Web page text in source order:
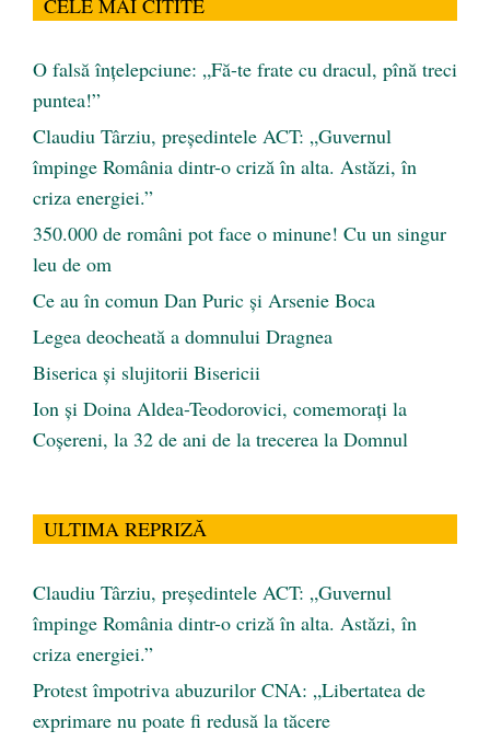
CELE MAI CITITE
O falsă înțelepciune: „Fă-te frate cu dracul, pînă treci
puntea!”
Claudiu Târziu, președintele ACT: „Guvernul
împinge România dintr-o criză în alta. Astăzi, în
criza energiei.”
350.000 de români pot face o minune! Cu un singur
leu de om
Ce au în comun Dan Puric şi Arsenie Boca
Legea deocheată a domnului Dragnea
Biserica și slujitorii Bisericii
Ion și Doina Aldea-Teodorovici, comemorați la
Coșereni, la 32 de ani de la trecerea la Domnul
ULTIMA REPRIZĂ
Claudiu Târziu, președintele ACT: „Guvernul
împinge România dintr-o criză în alta. Astăzi, în
criza energiei.”
Protest împotriva abuzurilor CNA: „Libertatea de
exprimare nu poate fi redusă la tăcere